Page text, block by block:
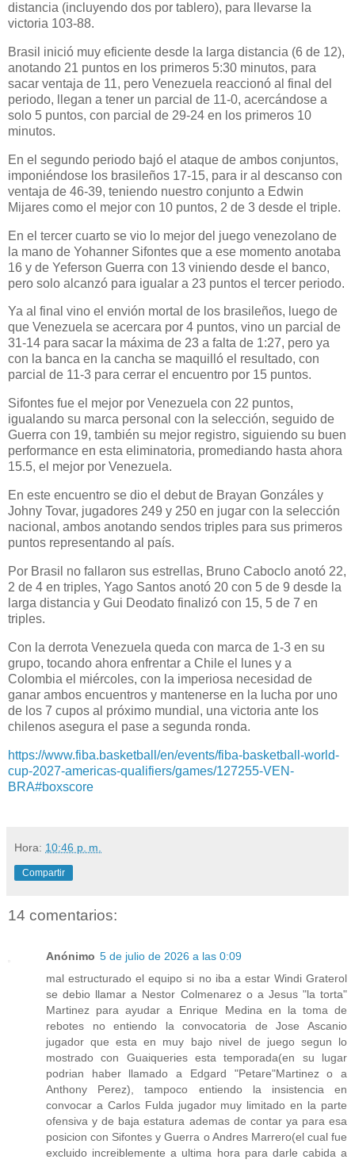
distancia (incluyendo dos por tablero), para llevarse la
victoria 103-88.
Brasil inició muy eficiente desde la larga distancia (6 de 12),
anotando 21 puntos en los primeros 5:30 minutos, para
sacar ventaja de 11, pero Venezuela reaccionó al final del
periodo, llegan a tener un parcial de 11-0, acercándose a
solo 5 puntos, con parcial de 29-24 en los primeros 10
minutos.
En el segundo periodo bajó el ataque de ambos conjuntos,
imponiéndose los brasileños 17-15, para ir al descanso con
ventaja de 46-39, teniendo nuestro conjunto a Edwin
Mijares como el mejor con 10 puntos, 2 de 3 desde el triple.
En el tercer cuarto se vio lo mejor del juego venezolano de
la mano de Yohanner Sifontes que a ese momento anotaba
16 y de Yeferson Guerra con 13 viniendo desde el banco,
pero solo alcanzó para igualar a 23 puntos el tercer periodo.
Ya al final vino el envión mortal de los brasileños, luego de
que Venezuela se acercara por 4 puntos, vino un parcial de
31-14 para sacar la máxima de 23 a falta de 1:27, pero ya
con la banca en la cancha se maquilló el resultado, con
parcial de 11-3 para cerrar el encuentro por 15 puntos.
Sifontes fue el mejor por Venezuela con 22 puntos,
igualando su marca personal con la selección, seguido de
Guerra con 19, también su mejor registro, siguiendo su buen
performance en esta eliminatoria, promediando hasta ahora
15.5, el mejor por Venezuela.
En este encuentro se dio el debut de Brayan Gonzáles y
Johny Tovar, jugadores 249 y 250 en jugar con la selección
nacional, ambos anotando sendos triples para sus primeros
puntos representando al país.
Por Brasil no fallaron sus estrellas, Bruno Caboclo anotó 22,
2 de 4 en triples, Yago Santos anotó 20 con 5 de 9 desde la
larga distancia y Gui Deodato finalizó con 15, 5 de 7 en
triples.
Con la derrota Venezuela queda con marca de 1-3 en su
grupo, tocando ahora enfrentar a Chile el lunes y a
Colombia el miércoles, con la imperiosa necesidad de
ganar ambos encuentros y mantenerse en la lucha por uno
de los 7 cupos al próximo mundial, una victoria ante los
chilenos asegura el pase a segunda ronda.
https://www.fiba.basketball/en/events/fiba-basketball-world-
cup-2027-americas-qualifiers/games/127255-VEN-
BRA#boxscore
Hora: 10:46 p. m.
Compartir
14 comentarios:
Anónimo 5 de julio de 2026 a las 0:09
mal estructurado el equipo si no iba a estar Windi Graterol
se debio llamar a Nestor Colmenarez o a Jesus "la torta"
Martinez para ayudar a Enrique Medina en la toma de
rebotes no entiendo la convocatoria de Jose Ascanio
jugador que esta en muy bajo nivel de juego segun lo
mostrado con Guaiqueries esta temporada(en su lugar
podrian haber llamado a Edgard "Petare"Martinez o a
Anthony Perez), tampoco entiendo la insistencia en
convocar a Carlos Fulda jugador muy limitado en la parte
ofensiva y de baja estatura ademas de contar ya para esa
posicion con Sifontes y Guerra o Andres Marrero(el cual fue
excluido increiblemente a ultima hora para darle cabida a